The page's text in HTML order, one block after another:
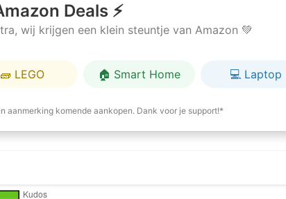
Deals ⚡
wij krijgen een klein steuntje van Amazon 💚
🧱 LEGO 🏠 Smart Home 💻 Laptop
aanmerking komende aankopen. Dank voor je support!*